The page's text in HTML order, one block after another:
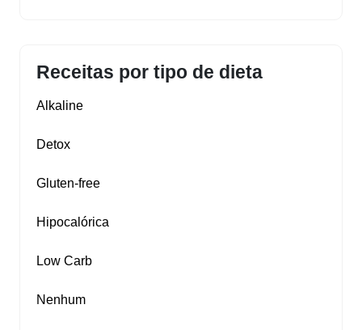
Receitas por tipo de dieta
Alkaline
Detox
Gluten‑free
Hipocalórica
Low Carb
Nenhum